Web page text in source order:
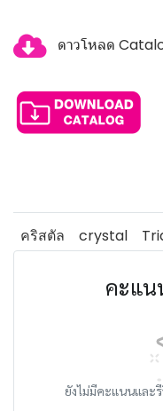
ดาวโหลด
คริสตัล crystal
คะแน
ยังไม่มีคะแนนและ